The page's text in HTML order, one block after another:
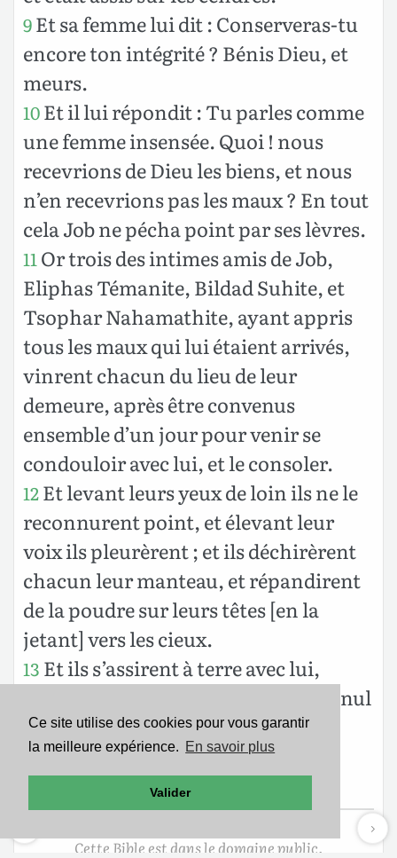
Ce site utilise des cookies pour vous garantir
la meilleure expérience. En savoir plus
Valider
9Et sa femme lui dit : Conserveras-tu
encore ton intégrité ? Bénis Dieu, et
meurs.
10Et il lui répondit : Tu parles comme
une femme insensée. Quoi ! nous
recevrions de Dieu les biens, et nous
n’en recevrions pas les maux ? En tout
cela Job ne pécha point par ses lèvres.
11 Or trois des intimes amis de Job,
Eliphas Témanite, Bildad Suhite, et
Tsophar Nahamathite, ayant appris
tous les maux qui lui étaient arrivés,
vinrent chacun du lieu de leur
demeure, après être convenus
ensemble d’un jour pour venir se
condouloir avec lui, et le consoler.
12Et levant leurs yeux de loin ils ne le
reconnurent point, et élevant leur
voix ils pleurèrent ; et ils déchirèrent
chacun leur manteau, et répandirent
de la poudre sur leurs têtes [en la
jetant] vers les cieux.
13 Et ils s’assirent à terre avec lui,
pendant sept jours et sept nuits, et nul
d’eux ne lui dit rien, parce qu’ils
voyaient que sa douleur était fort
grande.
Cette Bible est dans le domaine public.